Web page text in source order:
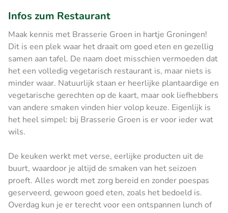
Infos zum Restaurant
Maak kennis met Brasserie Groen in hartje Groningen!
Dit is een plek waar het draait om goed eten en gezellig
samen aan tafel. De naam doet misschien vermoeden dat
het een volledig vegetarisch restaurant is, maar niets is
minder waar. Natuurlijk staan er heerlijke plantaardige en
vegetarische gerechten op de kaart, maar ook liefhebbers
van andere smaken vinden hier volop keuze. Eigenlijk is
het heel simpel: bij Brasserie Groen is er voor ieder wat
wils.
De keuken werkt met verse, eerlijke producten uit de
buurt, waardoor je altijd de smaken van het seizoen
proeft. Alles wordt met zorg bereid en zonder poespas
geserveerd, gewoon goed eten, zoals het bedoeld is.
Overdag kun je er terecht voor een ontspannen lunch of